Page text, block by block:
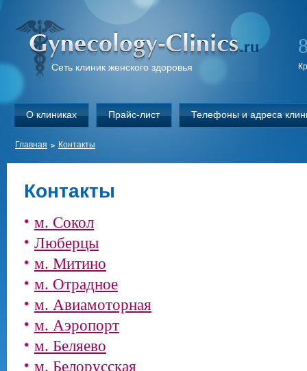
Сеть клиник женского здоровья
О клиниках Прайс-лист Телефоны и адреса
Главная Контакты
Контакты
м. Сокол
Люберцы
м. Митино
м. Отрадное
м. Авиамоторная
м. Аэропорт
м. Беляево
м. Белорусская